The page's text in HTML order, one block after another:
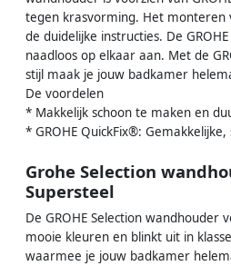
tegen krasvorming. Het monteren
de duidelijke instructies. De
naadloos op elkaar aan. Met de
stijl maak je jouw badkamer
De voordelen
* Makkelijk schoon te maken en
* GROHE QuickFix®:
Grohe Selection
Supersteel
De GROHE Selection
mooie kleuren en blinkt uit in
waarmee je jouw badkamer